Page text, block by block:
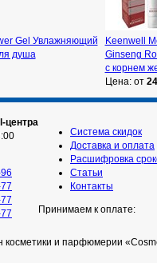
Gel Увлажняющий
душа
Keenwell
Ginseng
с корнем
Цена: от
центра
Система скидок
Доставка и оплата
Расшифровка
Статьи
Контакты
Принимаем к оплате:
косметики и парфюмерии